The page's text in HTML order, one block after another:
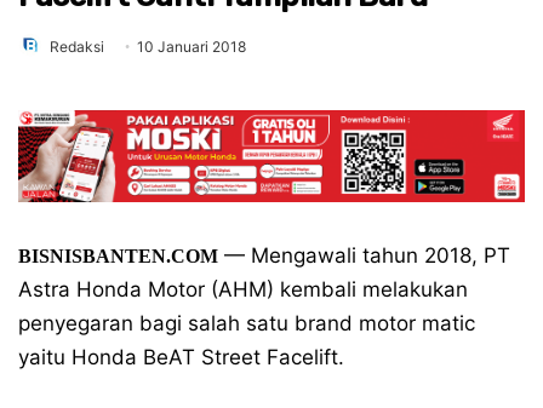
Redaksi 10 Januari 2018
BISNISBANTEN.COM — Mengawali tahun 2018, PT
Astra Honda Motor (AHM) kembali melakukan
penyegaran bagi salah satu brand motor matic
yaitu Honda BeAT Street Facelift.